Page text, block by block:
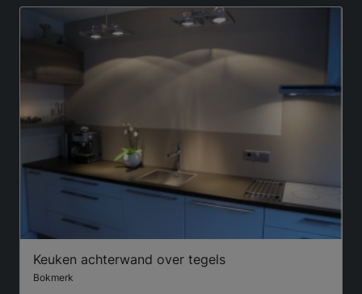
Keuken achterwand over tegels
Bokmerk